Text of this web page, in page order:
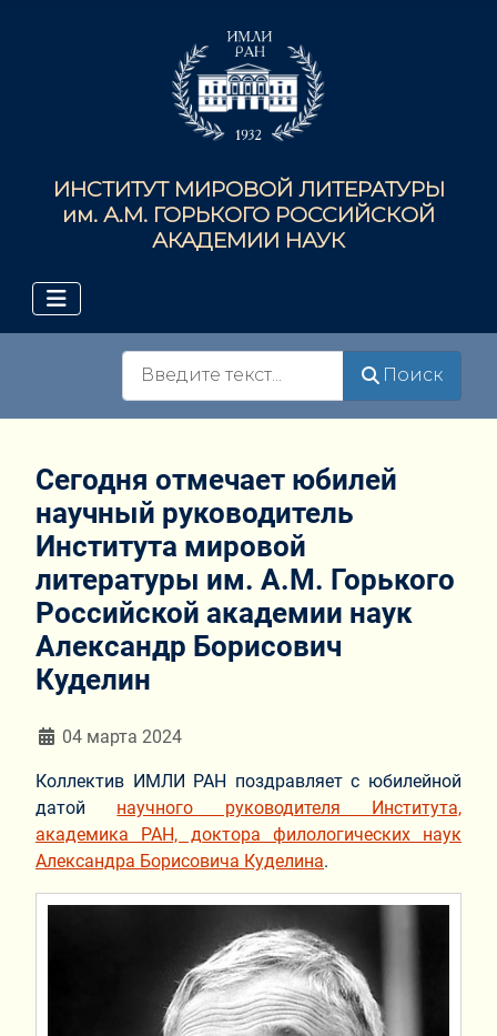
ИНСТИТУТ МИРОВОЙ ЛИТЕРАТУРЫ
им. А.М. ГОРЬКОГО РОССИЙСКОЙ
АКАДЕМИИ НАУК
Поиск
Сегодня отмечает юбилей
научный руководитель
Института мировой
литературы им. А.М. Горького
Российской академии наук
Александр Борисович
Куделин
Информация о материале
04 марта 2024
Коллектив ИМЛИ РАН поздравляет с юбилейной
датой научного руководителя Института,
академика РАН, доктора филологических наук
Александра Борисовича Куделина.